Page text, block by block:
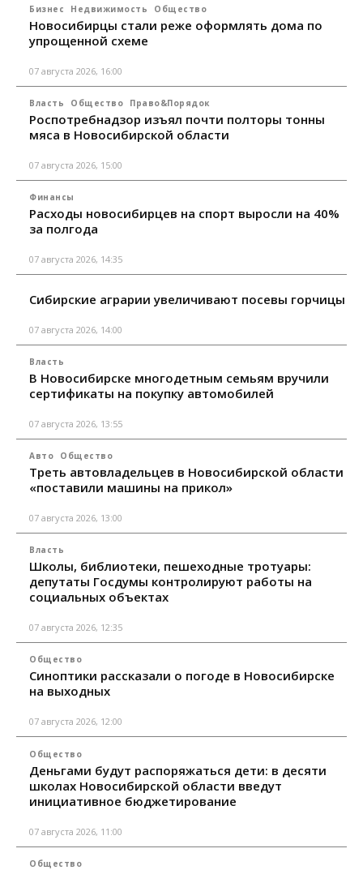
Бизнес Недвижимость Общество
Новосибирцы стали реже оформлять дома по
упрощенной схеме
07 августа 2026, 16:00
Власть Общество Право&Порядок
Роспотребнадзор изъял почти полторы тонны
мяса в Новосибирской области
07 августа 2026, 15:00
Финансы
Расходы новосибирцев на спорт выросли на 40%
за полгода
07 августа 2026, 14:35
Сибирские аграрии увеличивают посевы горчицы
07 августа 2026, 14:00
Власть
В Новосибирске многодетным семьям вручили
сертификаты на покупку автомобилей
07 августа 2026, 13:55
Авто Общество
Треть автовладельцев в Новосибирской области
«поставили машины на прикол»
07 августа 2026, 13:00
Власть
Школы, библиотеки, пешеходные тротуары:
депутаты Госдумы контролируют работы на
социальных объектах
07 августа 2026, 12:35
Общество
Синоптики рассказали о погоде в Новосибирске
на выходных
07 августа 2026, 12:00
Общество
Деньгами будут распоряжаться дети: в десяти
школах Новосибирской области введут
инициативное бюджетирование
07 августа 2026, 11:00
Общество